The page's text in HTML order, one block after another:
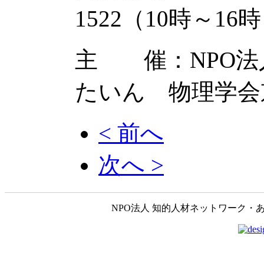
1522（10時～16
主 催：NPO法
たいん 物理学会
< 前へ
次へ >
NPO法人 知的人材ネットワーク・